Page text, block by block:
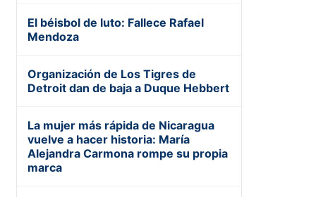
El béisbol de luto: Fallece Rafael
Mendoza
Organización de Los Tigres de
Detroit dan de baja a Duque Hebbert
La mujer más rápida de Nicaragua
vuelve a hacer historia: María
Alejandra Carmona rompe su propia
marca